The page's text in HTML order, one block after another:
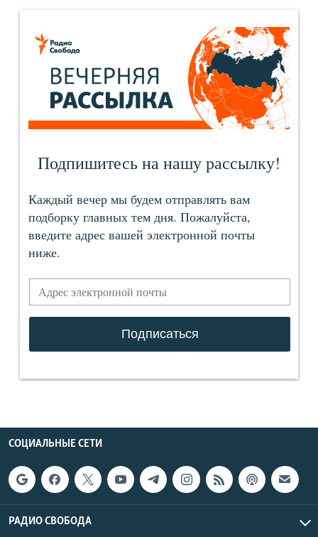
СОЦИАЛЬНЫЕ СЕТИ
РАДИО СВОБОДА